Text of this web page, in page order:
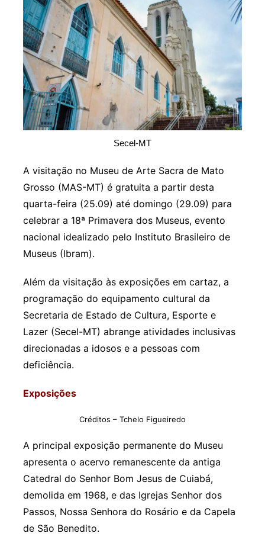
Secel-MT
A visitação no Museu de Arte Sacra de Mato
Grosso (MAS-MT) é gratuita a partir desta
quarta-feira (25.09) até domingo (29.09) para
celebrar a 18ª Primavera dos Museus, evento
nacional idealizado pelo Instituto Brasileiro de
Museus (Ibram).
Além da visitação às exposições em cartaz, a
programação do equipamento cultural da
Secretaria de Estado de Cultura, Esporte e
Lazer (Secel-MT) abrange atividades inclusivas
direcionadas a idosos e a pessoas com
deficiência.
Exposições
Créditos – Tchelo Figueiredo
A principal exposição permanente do Museu
apresenta o acervo remanescente da antiga
Catedral do Senhor Bom Jesus de Cuiabá,
demolida em 1968, e das Igrejas Senhor dos
Passos, Nossa Senhora do Rosário e da Capela
de São Benedito.